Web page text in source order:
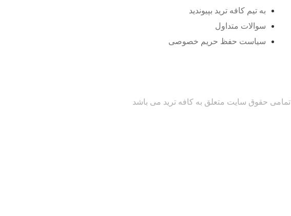
به تیم کافه ترید بپیوندید
سوالات متداول
سیاست حفظ حریم خصوصی
تمامی حقوق سایت متعلق به کافه ترید می باشد